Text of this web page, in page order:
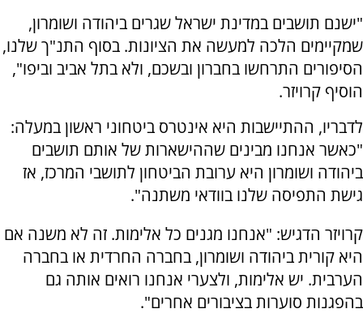
"ישנם תושבים במדינת ישראל שגרים ביהודה ושומרון,
שמקיימים הלכה למעשה את הציונות. בסוף התנ"ך שלנו,
הסיפורים התרחשו בחברון ובשכם, ולא בתל אביב וביפו",
הוסיף קרויזר.
לדבריו, ההתיישבות היא אינטרס ביטחוני ראשון במעלה:
"כאשר אנחנו מבינים שההישארות של אותם תושבים
ביהודה ושומרון היא ערובת הביטחון לתושבי המרכז, אז
גישת התפיסה שלנו בוודאי משתנה".
קרויזר הדגיש: "אנחנו מגנים כל אלימות. זה לא משנה אם
היא קורית ביהודה ושומרון, בחברה החרדית או בחברה
הערבית. יש אלימות, ולצערי אנחנו רואים אותה גם
בהפגנות סוערות בציבורים אחרים".